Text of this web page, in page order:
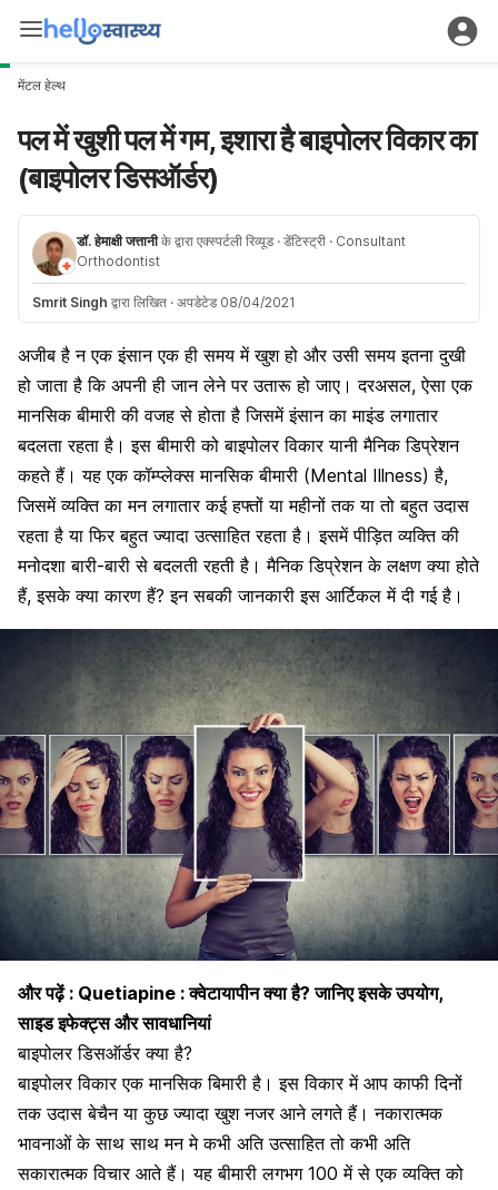
मेंटल हेल्थ
पल में खुशी पल में गम, इशारा है बाइपोलर विकार का
(बाइपोलर डिसऑर्डर)
डॉ. हेमाक्षी जत्तानीके द्वारा एक्स्पर्टली रिव्यूड · डेंटिस्ट्री · Consultant
Orthodontist
Smrit Singh द्वारा लिखित · अपडेटेड 08/04/2021
अजीब है न एक इंसान एक ही समय में खुश हो और उसी समय इतना दुखी
हो जाता है कि अपनी ही जान लेने पर उतारू हो जाए। दरअसल, ऐसा एक
मानसिक बीमारीकी वजह से होता है जिसमें इंसान का माइंड लगातार
बदलता रहता है। इस बीमारी को बाइपोलर विकार यानी मैनिकडिप्रेशन
कहते हैं। यह एक कॉम्प्लेक्स मानसिक बीमारी (Mental Illness) है,
जिसमें व्यक्ति का मन लगातार कई हफ्तों या महीनों तक या तो बहुत उदास
रहता है या फिर बहुत ज्यादा उत्साहित रहता है। इसमें पीड़ित व्यक्ति की
मनोदशा बारी-बारी से बदलती रहती है। मैनिक डिप्रेशन के लक्षण क्या होते
हैं, इसके क्या कारण हैं? इन सबकी जानकारी इस आर्टिकल में दी गई है।
और पढ़ें : Quetiapine : क्वेटायापीन क्या है? जानिए इसके उपयोग,
साइड इफेक्ट्स और सावधानियां
बाइपोलर डिसऑर्डर क्या है?
बाइपोलर विकार एक मानसिक बिमारी है। इस विकार में आप काफी दिनों
तक उदास बेचैन या कुछ ज्यादा खुश नजर आने लगते हैं। नकारात्मक
भावनाओं के साथ साथ मन मे कभी अति उत्साहित तो कभी अति
सकारात्मक विचार आते हैं। यह बीमारी लगभग 100 में से एक व्यक्ति को